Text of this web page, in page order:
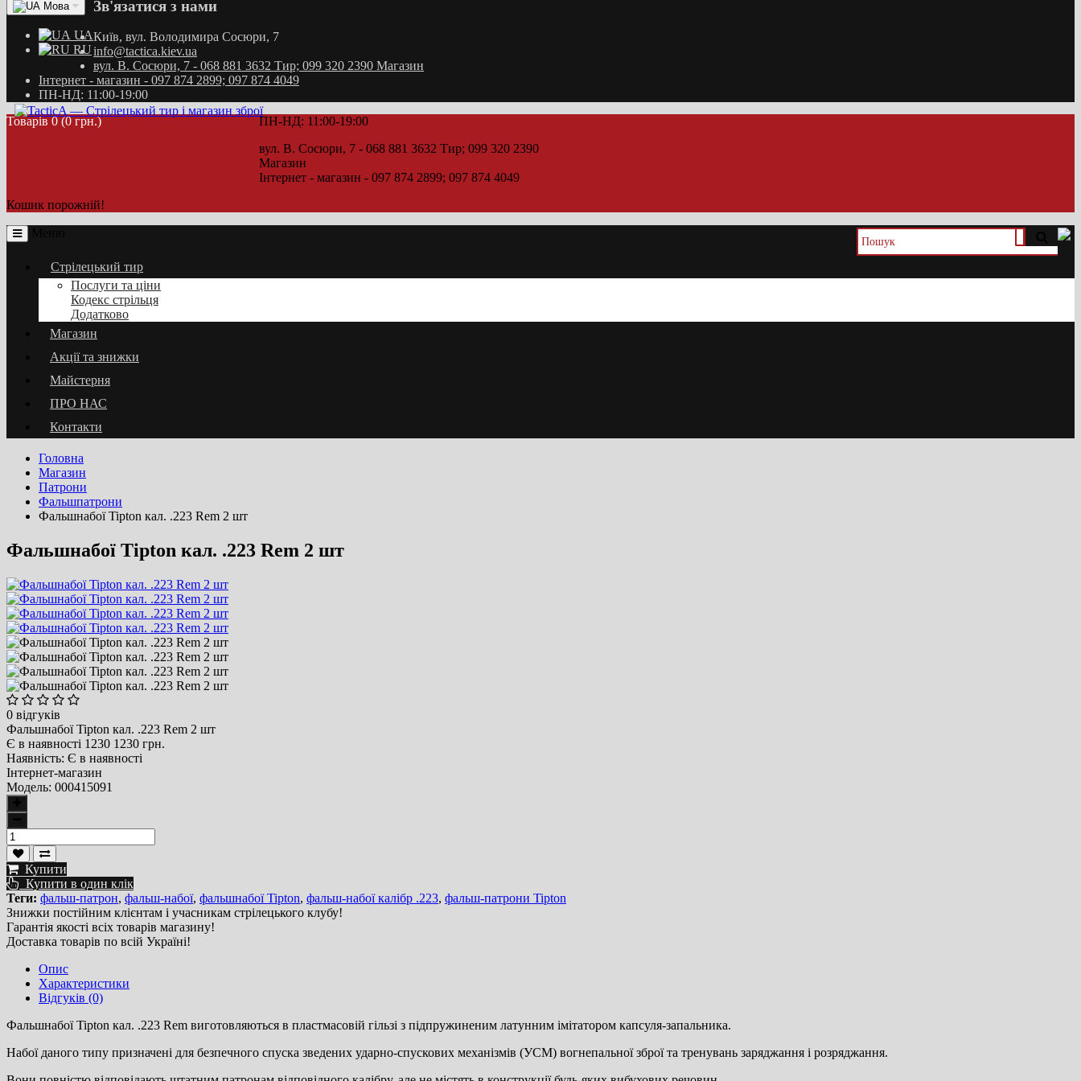
Мова
UA
RU
Зв'язатися з нами
Київ, вул. Володимира Сосюри, 7
info@tactica.kiev.ua
вул. В. Сосюри, 7 - 068 881 3632 Тир; 099 320 2390 Магазин
Інтернет - магазин - 097 874 2899; 097 874 4049
ПН-НД: 11:00-19:00
ПН-НД: 11:00-19:00
вул. В. Сосюри, 7 - 068 881 3632 Тир; 099 320 2390
Магазин
Інтернет - магазин - 097 874 2899; 097 874 4049
Товарів 0 (0 грн.)
Кошик порожній!
Стрілецький тир
Послуги та ціни
Кодекс стрільця
Додатково
Магазин
Акції та знижки
Майстерня
ПРО НАС
Контакти
Головна
Магазин
Патрони
Фальшпатрони
Фальшнабої Tipton кал. .223 Rem 2 шт
Фальшнабої Tipton кал. .223 Rem 2 шт
0 відгуків
Фальшнабої Tipton кал. .223 Rem 2 шт
Є в наявності 1230 1230 грн.
Наявність: Є в наявності
Інтернет-магазин
Модель: 000415091
Купити
Купити в один клік
Теги: фальш-патрон, фальш-набої, фальшнабої Tipton, фальш-набої калібр .223, фальш-патрони Tipton
Знижки постійним клієнтам і учасникам стрілецького клубу!
Гарантія якості всіх товарів магазину!
Доставка товарів по всій Україні!
Опис
Характеристики
Відгуків (0)
Фальшнабої Tipton кал. .223 Rem виготовляються в пластмасовій гільзі з підпружиненим латунним імітатором капсуля-запальника.
Набої даного типу призначені для безпечного спуска зведених ударно-спускових механізмів (УСМ) вогнепальної зброї та тренувань заряджання і розряджання.